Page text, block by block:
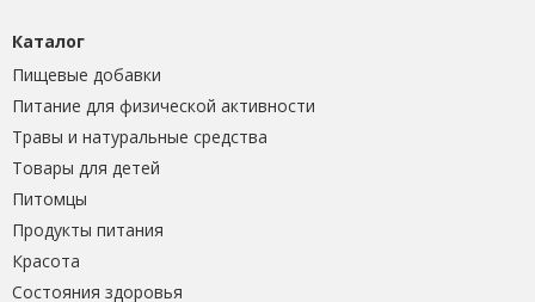
Каталог
Пищевые добавки
Питание для физической активности
Травы и натуральные средства
Товары для детей
Питомцы
Продукты питания
Красота
Состояния здоровья